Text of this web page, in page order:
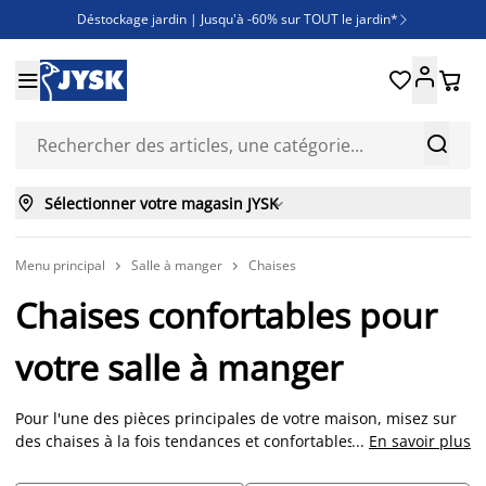
Déstockage jardin | Jusqu'à -60% sur TOUT le jardin* 
Jusqu'à -50% sur une sélection literie
Découvrez les nouveautés de la collection


 
 Sélectionner votre magasin JYSK
Menu principal  Salle à manger  Chaises
Chaises confortables pour
votre salle à manger
Pour l'une des pièces principales de votre maison, misez sur
des chaises à la fois tendances et confortables. De nouvelles
... En savoir plus